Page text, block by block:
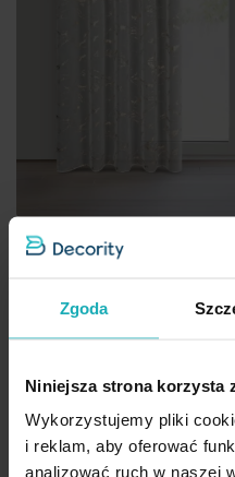
Zgoda
Niniejsza strona korzysta
Wykorzystujemy pliki
i reklam, aby oferować
analizować ruch w naszej
Dekoracja okienna biało,
Eurofirany
74,20 zł